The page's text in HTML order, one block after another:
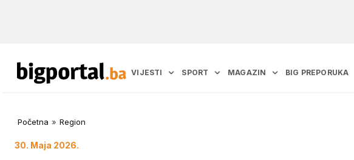
VIJESTI SPORT MAGAZIN BIG PREPORUKA
Početna » Region
30. Maja 2026.